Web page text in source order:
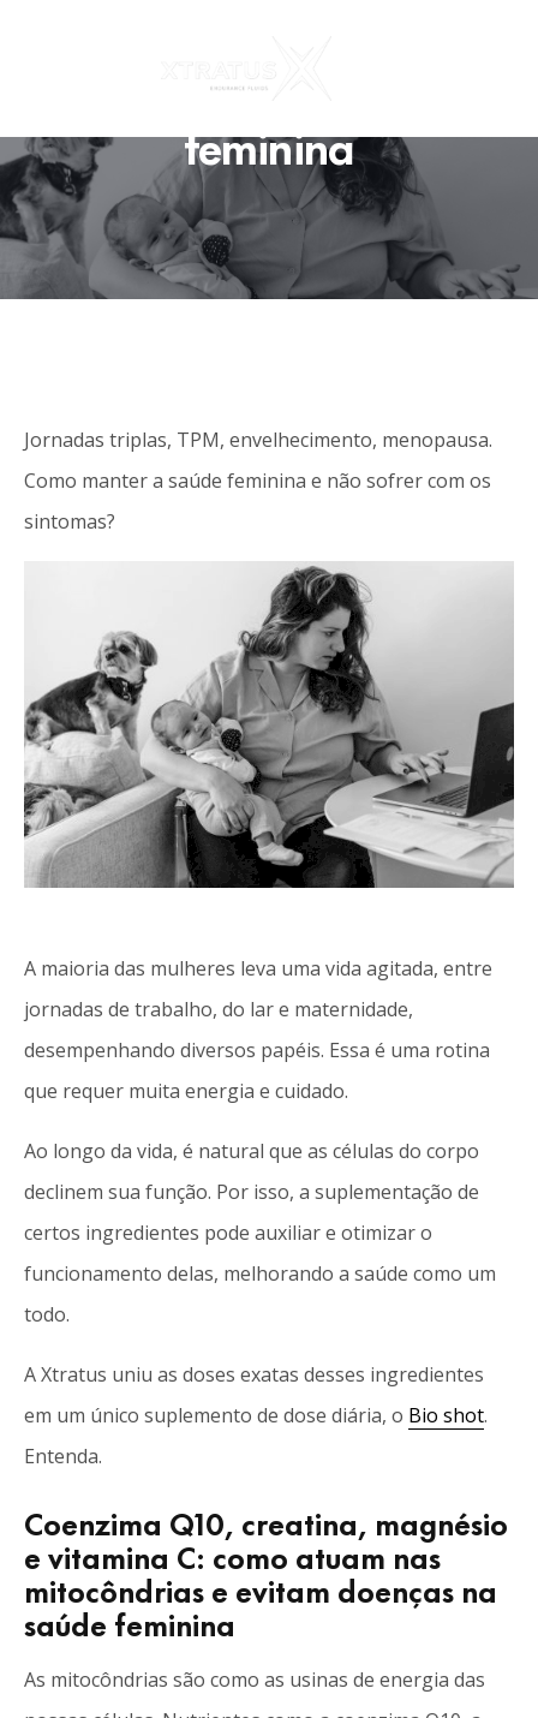
manutenção da saúde
feminina
Jornadas triplas, TPM, envelhecimento, menopausa.
Como manter a saúde feminina e não sofrer com os
sintomas?
A maioria das mulheres leva uma vida agitada, entre
jornadas de trabalho, do lar e maternidade,
desempenhando diversos papéis. Essa é uma rotina
que requer muita energia e cuidado.
Ao longo da vida, é natural que as células do corpo
declinem sua função. Por isso, a suplementação de
certos ingredientes pode auxiliar e otimizar o
funcionamento delas, melhorando a saúde como um
todo.
A Xtratus uniu as doses exatas desses ingredientes
em um único suplemento de dose diária, o Bio shot.
Entenda.
Coenzima Q10, creatina, magnésio
e vitamina C: como atuam nas
mitocôndrias e evitam doenças na
saúde feminina
As mitocôndrias são como as usinas de energia das